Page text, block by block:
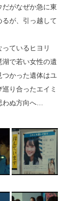
がなぜか急に東
が、引っ越して
ているヒヨリ
湖で若い女性の遺
かった遺体はユ
り合ったエイミ
わぬ方向へ…